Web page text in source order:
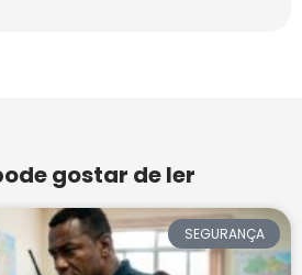
gostar de ler
SEGURANÇA